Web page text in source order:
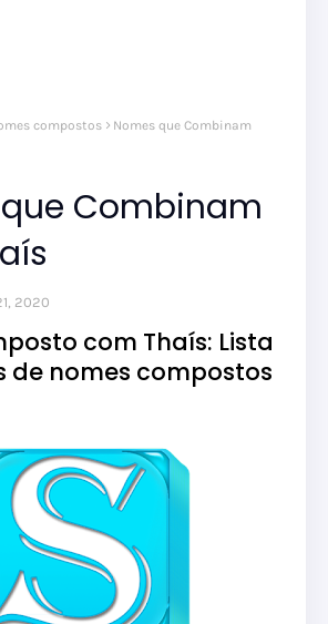
compostos
Nomes que Combinam
Combinam
2020
com Thaís: Lista
de nomes compostos